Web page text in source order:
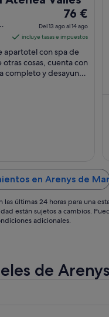
El
precio
es
de
76 €
por
76 €
Del 13 ago al 14 ago
incluye tasas e impuestos
apartotel con spa de
otras cosas, cuenta con
completo y desayuno.
en Arenys de Mar
últimas 24 horas para una
están sujetos a cambios.
adicionales.
de